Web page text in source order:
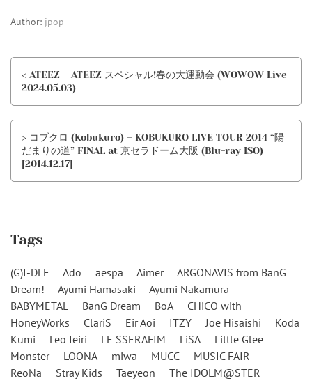
Author: jpop
< ATEEZ – ATEEZ スペシャル!春の大運動会 (WOWOW Live
2024.05.03)
> コブクロ (Kobukuro) – KOBUKURO LIVE TOUR 2014 “陽
だまりの道” FINAL at 京セラドーム大阪 (Blu-ray ISO)
[2014.12.17]
Tags
(G)I-DLE Ado aespa Aimer
ARGONAVIS from BanG
Dream!
Ayumi Hamasaki
Ayumi Nakamura
BABYMETAL
BanG Dream BoA
CHiCO with
HoneyWorks
ClariS Eir Aoi ITZY Joe Hisaishi
Koda
Kumi
Leo Ieiri LE SSERAFIM LiSA
Little Glee
Monster
LOONA miwa MUCC
MUSIC FAIR
ReoNa
Stray Kids Taeyeon
The IDOLM@STER